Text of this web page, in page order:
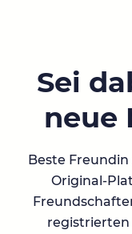
Sei
neue
Beste
Original-
registrierten